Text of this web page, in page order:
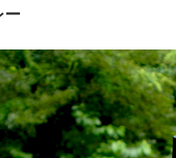
ー